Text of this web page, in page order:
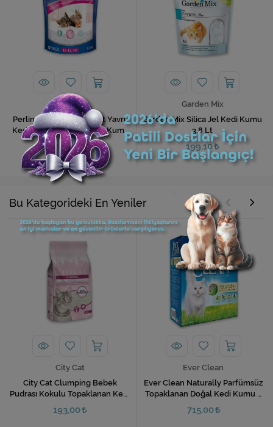
Perlinette
Perlinette Kitten Rodent Yavru
Kedi ve Kemirgen Kristal Kumu
1.5 Kg
280,00
Garden Mix
Garden Mix Silica Jel Kedi Kumu
3.8 Lt
199,10
Bu Kategorideki En Yeniler
City Cat
City Cat Clumping Bebek
Pudrası Kokulu Topaklanan Kedi
Kumu 10 Lt
193,00
Ever Clean
Ever Clean Naturally Parfümsüz
Topaklanan Doğal Kedi Kumu 6
715,00